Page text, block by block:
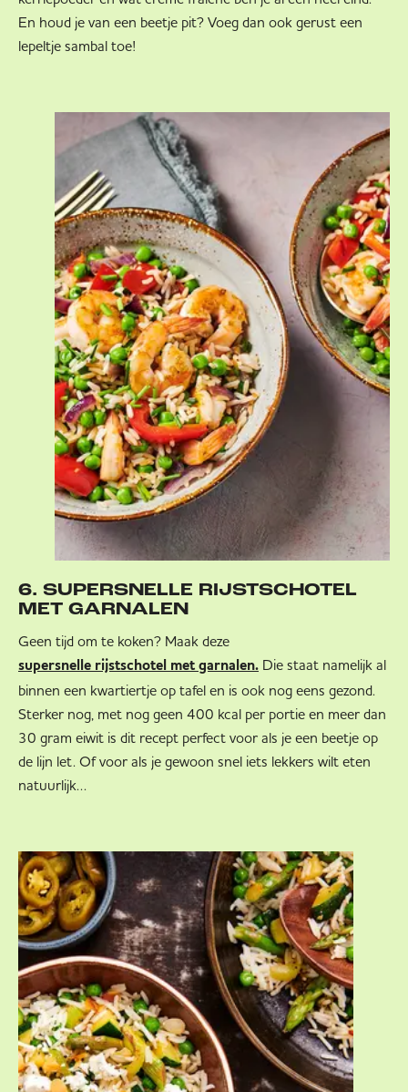
En houd je van een beetje pit? Voeg dan ook gerust een
lepeltje sambal toe!
6. SUPERSNELLE RIJSTSCHOTEL
MET GARNALEN
Geen tijd om te koken? Maak deze
supersnelle rijstschotel met garnalen. Die staat namelijk al
binnen een kwartiertje op tafel en is ook nog eens gezond.
Sterker nog, met nog geen 400 kcal per portie en meer dan
30 gram eiwit is dit recept perfect voor als je een beetje op
de lijn let. Of voor als je gewoon snel iets lekkers wilt eten
natuurlijk…